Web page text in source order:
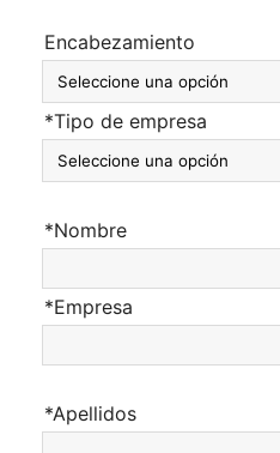
Encabezamiento
*Tipo de empresa
*Nombre
*Empresa
*Apellidos